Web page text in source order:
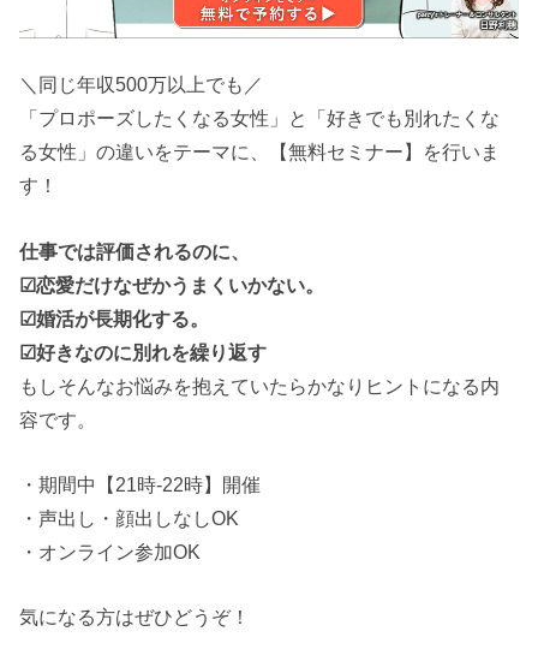
＼同じ年収500万以上でも／
「プロポーズしたくなる女性」と「好きでも別れたくな
る女性」の違いをテーマに、【無料セミナー】を行いま
す！
仕事では評価されるのに、
☑恋愛だけなぜかうまくいかない。
☑婚活が長期化する。
☑好きなのに別れを繰り返す
もしそんなお悩みを抱えていたらかなりヒントになる内
容です。
・期間中【21時-22時】開催
・声出し・顔出しなしOK
・オンライン参加OK
気になる方はぜひどうぞ！